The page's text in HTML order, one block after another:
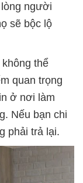
người
sẽ bộc lộ
thể
quan trọng
ở nơi làm
Nếu bạn chi
phải trả lại.